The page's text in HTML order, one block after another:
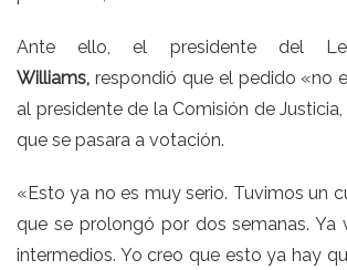
Ante ello, el presidente del
Williams, respondió que el pedido «no
al presidente de la Comisión de Justicia,
que se pasara a votación.
«Esto ya no es muy serio. Tuvimos un
que se prolongó por dos semanas. Ya
intermedios. Yo creo que esto ya hay